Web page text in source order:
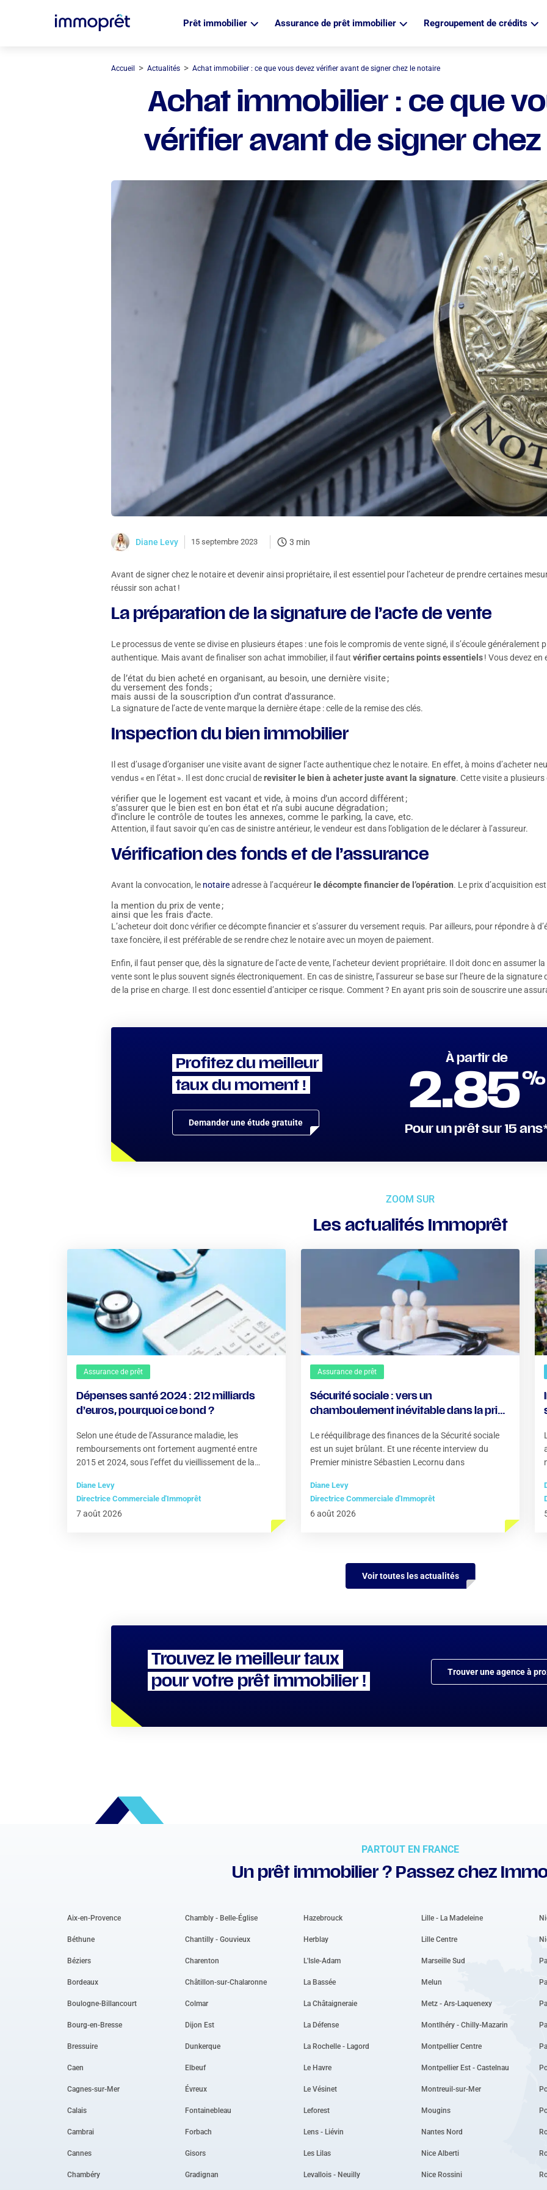
Prêt immobilier Assurance de prêt immobilier Regroupement de crédits
Accueil > Actualités > Achat immobilier : ce que vous devez vérifier avant de signer chez le notaire
Achat immobilier : ce que
vérifier avant de signer chez
Diane Levy 15 septembre 2023 3 min
Avant de signer chez le notaire et devenir ainsi propriétaire, il est essentiel pour l’acheteur de prendre certaines
réussir son achat !
La préparation de la signature de l’acte de vente
Le processus de vente se divise en plusieurs étapes : une fois le compromis de vente signé, il s’écoule généralement
authentique. Mais avant de finaliser son achat immobilier, il faut vérifier certains points essentiels! Vous devez en
de l’état du bien acheté en organisant, au besoin, une dernière visite ;
du versement des fonds ;
mais aussi de la souscription d’un contrat d’assurance.
La signature de l’acte de vente marque la dernière étape : celle de la remise des clés.
Inspection du bien immobilier
Il est d’usage d’organiser une visite avant de signer l’acte authentique chez le notaire. En effet, à moins d’acheter
vendus « en l’état ». Il est donc crucial derevisiter le bien à acheter juste avant la signature. Cette visite a
vérifier que le logement est vacant et vide, à moins d’un accord différent ;
s’assurer que le bien est en bon état et n’a subi aucune dégradation ;
d’inclure le contrôle de toutes les annexes, comme le parking, la cave, etc.
Attention, il faut savoir qu’en cas de sinistre antérieur, le vendeur est dans l’obligation de le déclarer à l’assureur.
Vérification des fonds et de l’assurance
Avant la convocation, le notaireadresse à l’acquéreur le décompte financier de l’opération. Le prix d’acquisition
la mention du prix de vente ;
ainsi que les frais d’acte.
L’acheteur doit donc vérifier ce décompte financier et s’assurer du versement requis. Par ailleurs, pour répondre à
taxe foncière, il est préférable de se rendre chez le notaire avec un moyen de paiement.
Enfin, il faut penser que, dès la signature de l’acte de vente, l’acheteur devient propriétaire. Il doit donc en assumer
vente sont le plus souvent signés électroniquement. En cas de sinistre, l’assureur se base sur l’heure de la
de la prise en charge. Il est donc essentiel d’anticiper ce risque. Comment ? En ayant pris soin de souscrire une
Profitez du meilleur
taux du moment !
Demander une étude gratuite
À partir de
2.85%
Pour un prêt sur 15
ZOOM SUR
Les actualités Immoprêt
Assurance de prêt
Dépenses santé 2024 : 212 milliards
d’euros, pourquoi ce bond ?
Selon une étude de l’Assurance maladie, les
remboursements ont fortement augmenté entre
2015 et 2024, sous l’effet du vieillissement de la
Diane Levy
Directrice Commerciale d'Immoprêt
7 août 2026
Assurance de prêt
Sécurité sociale : vers un
chamboulement inévitable dans la prise
Le rééquilibrage des finances de la Sécurité sociale
est un sujet brûlant. Et une récente interview du
Premier ministre Sébastien Lecornu dans
Diane Levy
Directrice Commerciale d'Immoprêt
6 août 2026
Voir toutes les actualités
Trouvez le meilleur taux
pour votre prêt immobilier !
Trouver une agence à
PARTOUT EN FRANCE
Un prêt immobilier ? Passez chez
Aix-en-Provence
Béthune
Béziers
Bordeaux
Boulogne-Billancourt
Bourg-en-Bresse
Bressuire
Caen
Cagnes-sur-Mer
Calais
Cambrai
Cannes
Chambéry
Chambly - Belle-Église
Chantilly - Gouvieux
Charenton
Châtillon-sur-Chalaronne
Colmar
Dijon Est
Dunkerque
Elbeuf
Évreux
Fontainebleau
Forbach
Gisors
Gradignan
Hazebrouck
Herblay
L'Isle-Adam
La Bassée
La Châtaigneraie
La Défense
La Rochelle - Lagord
Le Havre
Le Vésinet
Leforest
Lens - Liévin
Les Lilas
Levallois - Neuilly
Lille - La Madeleine
Lille Centre
Marseille Sud
Melun
Metz - Ars-Laquenexy
Montlhéry - Chilly-Mazarin
Montpellier Centre
Montpellier Est - Castelnau
Montreuil-sur-Mer
Mougins
Nantes Nord
Nice Alberti
Nice Rossini